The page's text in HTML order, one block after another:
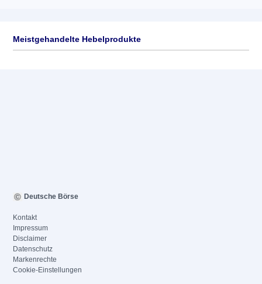
Meistgehandelte Hebelprodukte
Deutsche Börse
Kontakt
Impressum
Disclaimer
Datenschutz
Markenrechte
Cookie-Einstellungen